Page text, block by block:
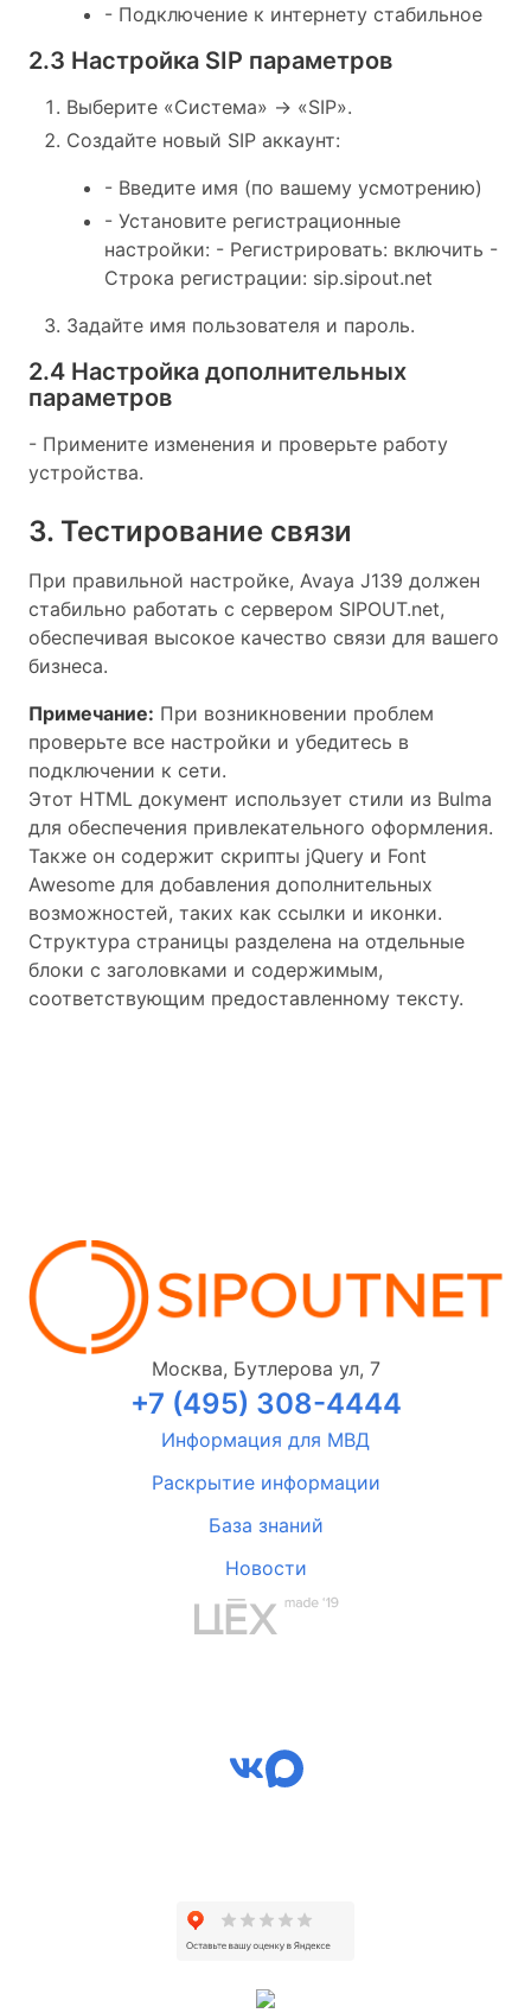
- Подключение к интернету стабильное
2.3 Настройка SIP параметров
Выберите «Система» -> «SIP».
Создайте новый SIP аккаунт:
- Введите имя (по вашему усмотрению)
- Установите регистрационные
настройки: - Регистрировать: включить -
Строка регистрации: sip.sipout.net
Задайте имя пользователя и пароль.
2.4 Настройка дополнительных
параметров
- Примените изменения и проверьте работу
устройства.
3. Тестирование связи
При правильной настройке, Avaya J139 должен
стабильно работать с сервером SIPOUT.net,
обеспечивая высокое качество связи для вашего
бизнеса.
Примечание: При возникновении проблем
проверьте все настройки и убедитесь в
подключении к сети.
Этот HTML документ использует стили из Bulma
для обеспечения привлекательного оформления.
Также он содержит скрипты jQuery и Font
Awesome для добавления дополнительных
возможностей, таких как ссылки и иконки.
Структура страницы разделена на отдельные
блоки с заголовками и содержимым,
соответствующим предоставленному тексту.
Москва, Бутлерова ул, 7
+7 (495) 308-4444
Информация для МВД
Раскрытие информации
База знаний
Новости